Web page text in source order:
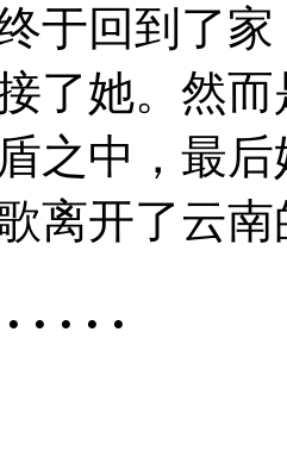
于回到了
了她。然
之中，最
离开了云南
. . . .